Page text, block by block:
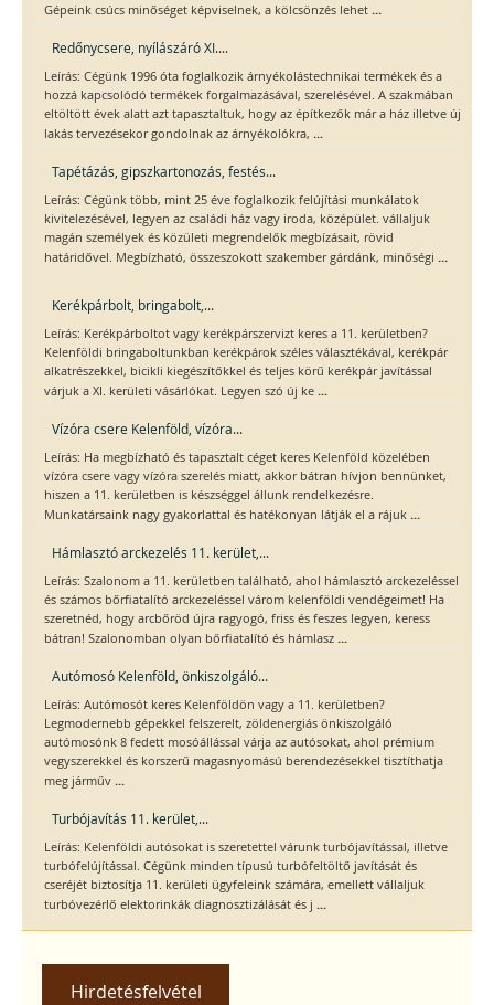
Gépeink csúcs minőséget képviselnek, a kölcsönzés lehet ...
Redőnycsere, nyílászáró XI....
Leírás: Cégünk 1996 óta foglalkozik árnyékolástechnikai termékek és a
hozzá kapcsolódó termékek forgalmazásával, szerelésével. A szakmában
eltöltött évek alatt azt tapasztaltuk, hogy az építkezők már a ház illetve új
lakás tervezésekor gondolnak az árnyékolókra, ...
Tapétázás, gipszkartonozás, festés...
Leírás: Cégünk több, mint 25 éve foglalkozik felújítási munkálatok
kivitelezésével, legyen az családi ház vagy iroda, középület. vállaljuk
magán személyek és közületi megrendelők megbízásait, rövid
határidővel. Megbízható, összeszokott szakember gárdánk, minőségi ...
Kerékpárbolt, bringabolt,...
Leírás: Kerékpárboltot vagy kerékpárszervizt keres a 11. kerületben?
Kelenföldi bringaboltunkban kerékpárok széles választékával, kerékpár
alkatrészekkel, bicikli kiegészítőkkel és teljes körű kerékpár javítással
várjuk a XI. kerületi vásárlókat. Legyen szó új ke ...
Vízóra csere Kelenföld, vízóra...
Leírás: Ha megbízható és tapasztalt céget keres Kelenföld közelében
vízóra csere vagy vízóra szerelés miatt, akkor bátran hívjon bennünket,
hiszen a 11. kerületben is készséggel állunk rendelkezésre.
Munkatársaink nagy gyakorlattal és hatékonyan látják el a rájuk ...
Hámlasztó arckezelés 11. kerület,...
Leírás: Szalonom a 11. kerületben található, ahol hámlasztó arckezeléssel
és számos bőrfiatalító arckezeléssel várom kelenföldi vendégeimet! Ha
szeretnéd, hogy arcbőröd újra ragyogó, friss és feszes legyen, keress
bátran! Szalonomban olyan bőrfiatalító és hámlasz ...
Autómosó Kelenföld, önkiszolgáló...
Leírás: Autómosót keres Kelenföldön vagy a 11. kerületben?
Legmodernebb gépekkel felszerelt, zöldenergiás önkiszolgáló
autómosónk 8 fedett mosóállással várja az autósokat, ahol prémium
vegyszerekkel és korszerű magasnyomású berendezésekkel tisztíthatja
meg járműv ...
Turbójavítás 11. kerület,...
Leírás: Kelenföldi autósokat is szeretettel várunk turbójavítással, illetve
turbófelújítással. Cégünk minden típusú turbófeltöltő javítását és
cseréjét biztosítja 11. kerületi ügyfeleink számára, emellett vállaljuk
turbóvezérlő elektorinkák diagnosztizálását és j ...
Hirdetésfelvétel